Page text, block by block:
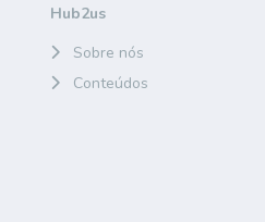
Hub2us
Sobre nós
Conteúdos